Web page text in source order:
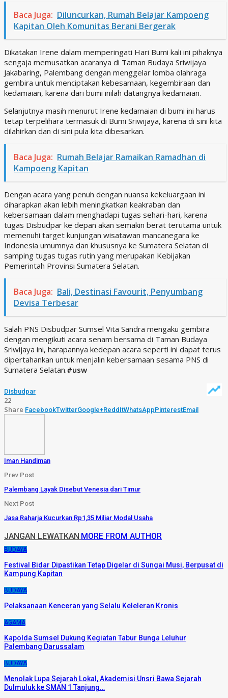
Baca Juga: Diluncurkan, Rumah Belajar Kampoeng
Kapitan Oleh Komunitas Berani Bergerak
Dikatakan Irene dalam memperingati Hari Bumi kali ini pihaknya
sengaja memusatkan acaranya di Taman Budaya Sriwijaya
Jakabaring, Palembang dengan menggelar lomba olahraga
gembira untuk menciptakan kebesamaan, kegembiraan dan
kedamaian, karena dari bumi inilah datangnya kedamaian.
Selanjutnya masih menurut Irene kedamaian di bumi ini harus
tetap terpelihara termasuk di Bumi Sriwijaya, karena di sini kita
dilahirkan dan di sini pula kita dibesarkan.
Baca Juga: Rumah Belajar Ramaikan Ramadhan di
Kampoeng Kapitan
Dengan acara yang penuh dengan nuansa kekeluargaan ini
diharapkan akan lebih meningkatkan keakraban dan
kebersamaan dalam menghadapi tugas sehari-hari, karena
tugas Disbudpar ke depan akan semakin berat terutama untuk
memenuhi target kunjungan wisatawan mancanegara ke
Indonesia umumnya dan khususnya ke Sumatera Selatan di
samping tugas tugas rutin yang merupakan Kebijakan
Pemerintah Provinsi Sumatera Selatan.
Baca Juga: Bali, Destinasi Favourit, Penyumbang
Devisa Terbesar
Salah PNS Disbudpar Sumsel Vita Sandra mengaku gembira
dengan mengikuti acara senam bersama di Taman Budaya
Sriwijaya ini, harapannya kedepan acara seperti ini dapat terus
dipertahankan untuk menjalin kebersamaan sesama PNS di
Sumatera Selatan.#usw
Disbudpar
22
Share FacebookTwitterGoogle+ReddItWhatsAppPinterestEmail
Iman Handiman
Prev Post
Palembang Layak Disebut Venesia dari Timur
Next Post
Jasa Raharja Kucurkan Rp1,35 Miliar Modal Usaha
JANGAN LEWATKAN MORE FROM AUTHOR
BUDAYA
Festival Bidar Dipastikan Tetap Digelar di Sungai Musi, Berpusat di
Kampung Kapitan
BUDAYA
Pelaksanaan Kenceran yang Selalu Keleleran Kronis
AGAMA
Kapolda Sumsel Dukung Kegiatan Tabur Bunga Leluhur
Palembang Darussalam
BUDAYA
Menolak Lupa Sejarah Lokal, Akademisi Unsri Bawa Sejarah
Dulmuluk ke SMAN 1 Tanjung…